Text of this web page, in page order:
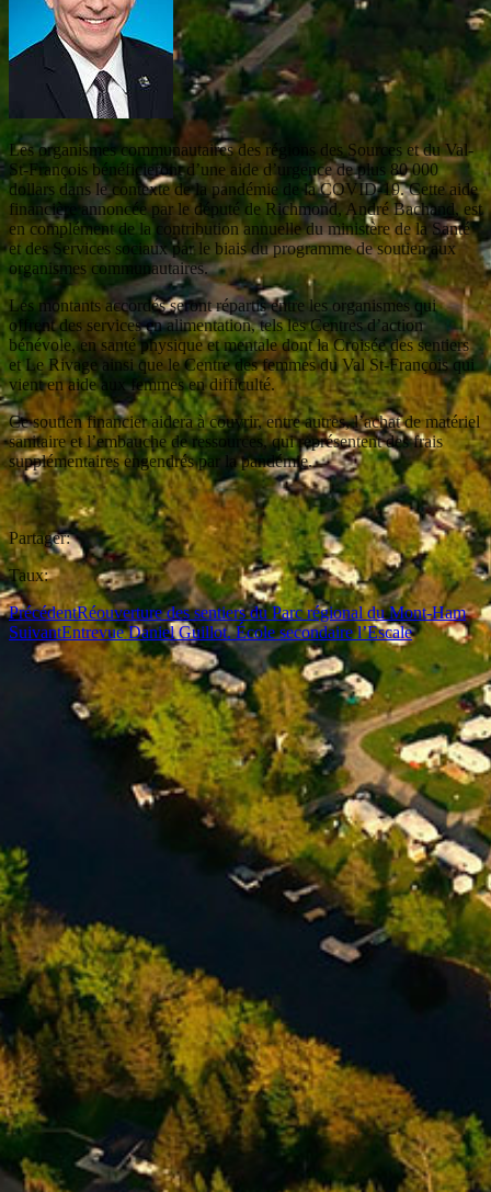
Les organismes communautaires des régions des Sources et du Val-
St-François bénéficieront d’une aide d’urgence de plus 80 000
dollars dans le contexte de la pandémie de la COVID-19. Cette aide
financière annoncée par le député de Richmond, André Bachand, est
en complément de la contribution annuelle du ministère de la Santé
et des Services sociaux par le biais du programme de soutien aux
organismes communautaires.
Les montants accordés seront répartis entre les organismes qui
offrent des services en alimentation, tels les Centres d’action
bénévole, en santé physique et mentale dont la Croisée des sentiers
et Le Rivage ainsi que le Centre des femmes du Val St-François qui
vient en aide aux femmes en difficulté.
Ce soutien financier aidera à couvrir, entre autres, l’achat de matériel
sanitaire et l’embauche de ressources, qui représentent des frais
supplémentaires engendrés par la pandémie.
Partager:
Taux:
PrécédentRéouverture des sentiers du Parc régional du Mont-Ham
SuivantEntrevue Daniel Guillot. École secondaire l’Escale